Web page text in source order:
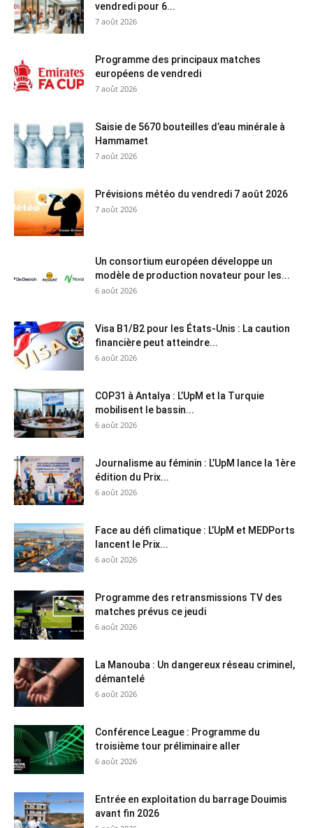
vendredi pour 6...
7 août 2026
Programme des principaux matches
européens de vendredi
7 août 2026
Saisie de 5670 bouteilles d’eau minérale à
Hammamet
7 août 2026
Prévisions météo du vendredi 7 août 2026
7 août 2026
Un consortium européen développe un
modèle de production novateur pour les...
6 août 2026
Visa B1/B2 pour les États-Unis : La caution
financière peut atteindre...
6 août 2026
COP31 à Antalya : L’UpM et la Turquie
mobilisent le bassin...
6 août 2026
Journalisme au féminin : L’UpM lance la 1ère
édition du Prix...
6 août 2026
Face au défi climatique : L’UpM et MEDPorts
lancent le Prix...
6 août 2026
Programme des retransmissions TV des
matches prévus ce jeudi
6 août 2026
La Manouba : Un dangereux réseau criminel,
démantelé
6 août 2026
Conférence League : Programme du
troisième tour préliminaire aller
6 août 2026
Entrée en exploitation du barrage Douimis
avant fin 2026